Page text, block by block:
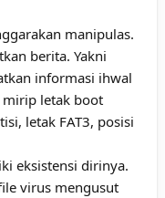
manipulas.
berita. Yakni
informasi ihwal
letak boot
letak FAT3, posisi
eksistensi dirinya.
virus mengusut